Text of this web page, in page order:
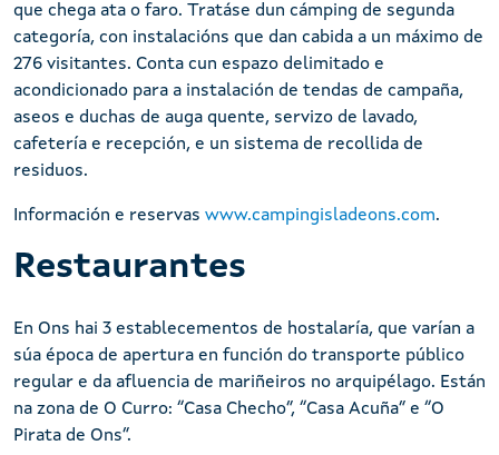
que chega ata o faro. Tratáse dun cámping de segunda
categoría, con instalacións que dan cabida a un máximo de
276 visitantes. Conta cun espazo delimitado e
acondicionado para a instalación de tendas de campaña,
aseos e duchas de auga quente, servizo de lavado,
cafetería e recepción, e un sistema de recollida de
residuos.
Información e reservas www.campingisladeons.com.
Restaurantes
En Ons hai 3 establecementos de hostalaría, que varían a
súa época de apertura en función do transporte público
regular e da afluencia de mariñeiros no arquipélago. Están
na zona de O Curro: “Casa Checho”, “Casa Acuña” e “O
Pirata de Ons”.